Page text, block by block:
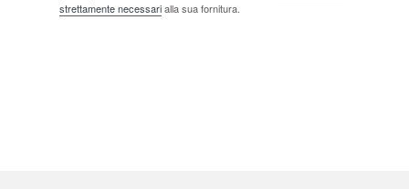
strettamente necessarialla sua fornitura.